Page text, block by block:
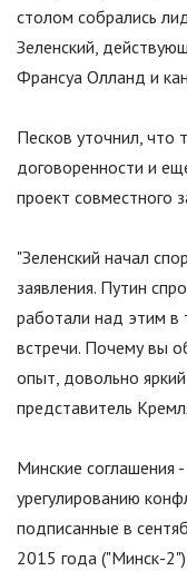
столом собрались
Зеленский,
Франсуа Олланд и
Песков уточнил, что
договоренности и
проект совместного
"Зеленский начал
заявления. Путин
работали над этим в
встречи. Почему вы
опыт, довольно
представитель
Минские соглашения
урегулированию
подписанные в
2015 года ("Минск-2"